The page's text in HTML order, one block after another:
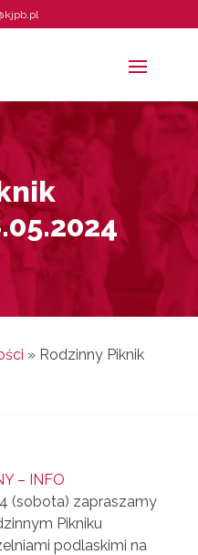
» Rodzinny Piknik
– INFO
(sobota) zapraszamy
Pikniku
podlaskimi na